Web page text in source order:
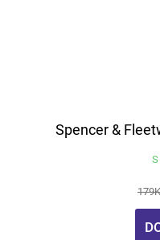
Spencer &
179